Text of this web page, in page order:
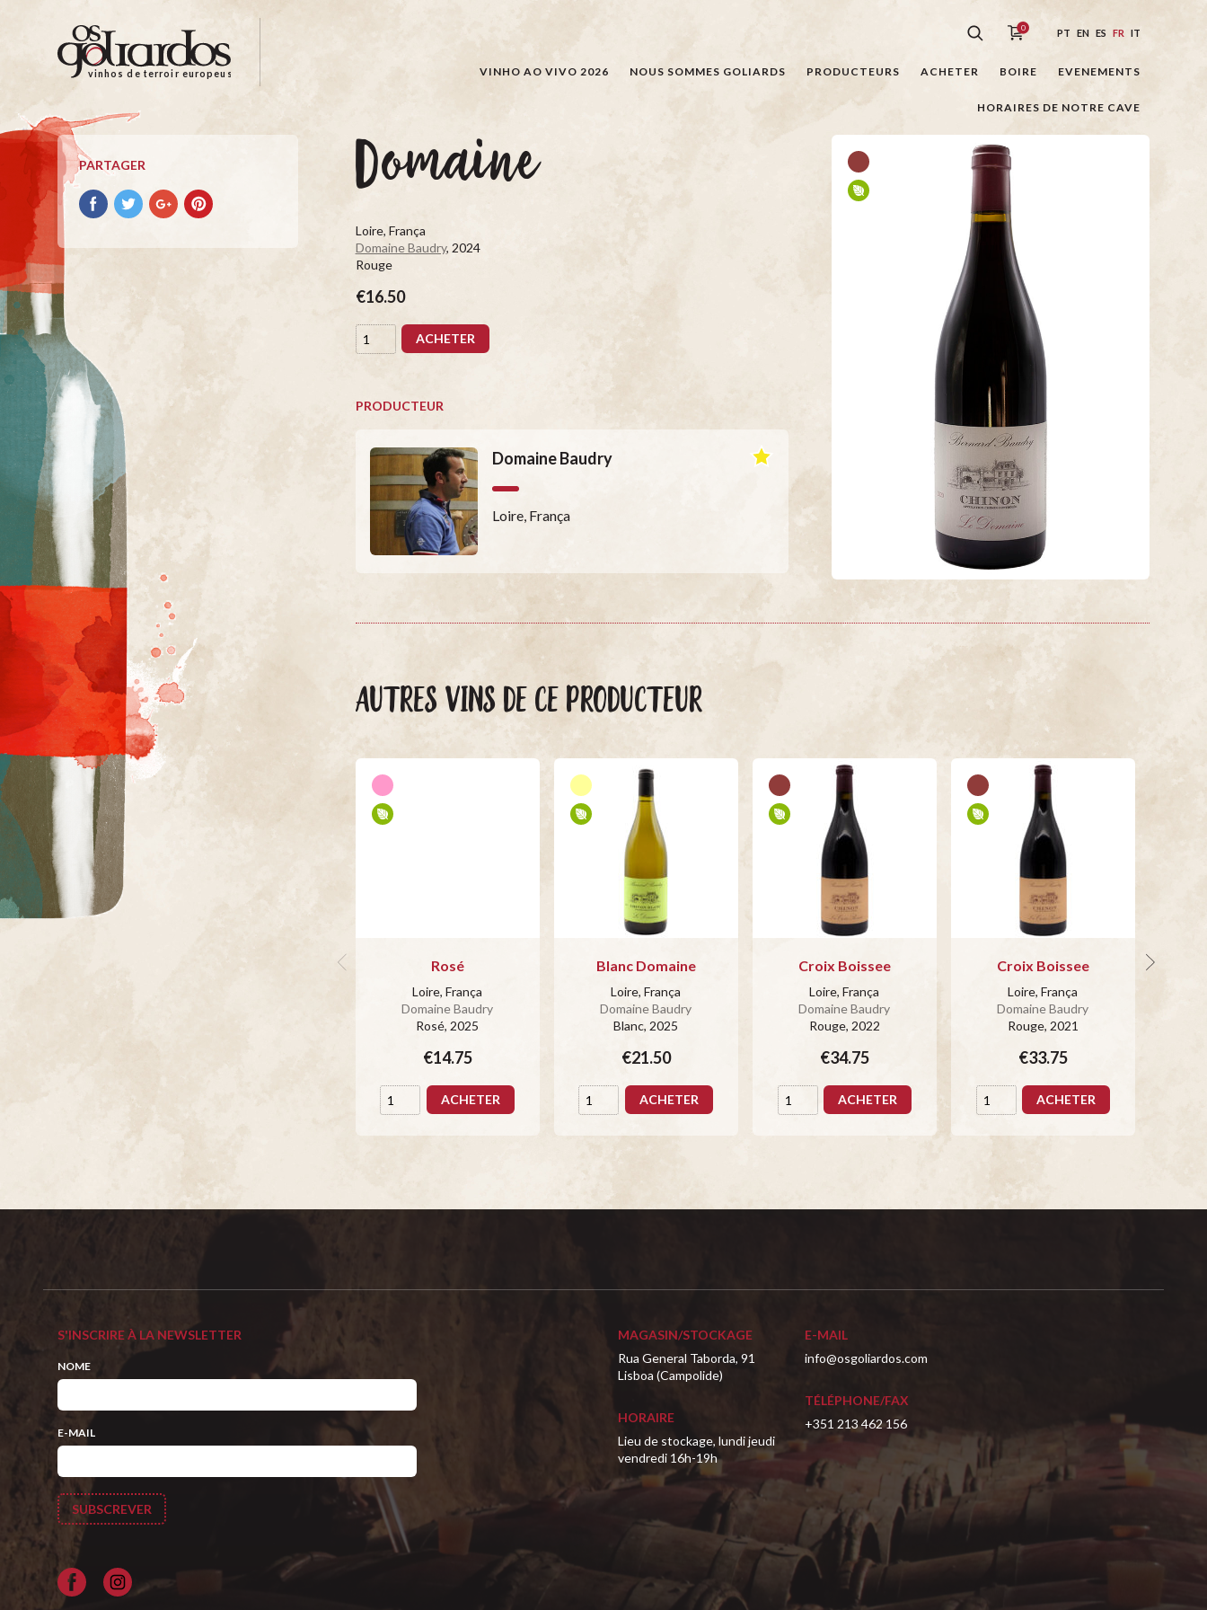
Os
Goliardos
Vinhos
de
Terroir
Europeus
vinhos de terroir europeus
0 PT EN ES FR IT
VINHO AO VIVO 2026 NOUS SOMMES GOLIARDS PRODUCTEURS ACHETER BOIRE EVENEMENTS
HORAIRES DE NOTRE CAVE
PARTAGER
Partager
avec
Partager
avec
Partager
avec
Partager
avec
Domaine
Loire, França
Domaine Baudry, 2024
Rouge
€16.50
ACHETER
PRODUCTEUR
Domaine Baudry
Loire, França
AUTRES VINS DE CE PRODUCTEUR
Rosé
Loire, França
Domaine Baudry
Rosé, 2025
€14.75
ACHETER
Blanc Domaine
Loire, França
Domaine Baudry
Blanc, 2025
€21.50
ACHETER
Croix Boissee
Loire, França
Domaine Baudry
Rouge, 2022
€34.75
ACHETER
Croix Boissee
Loire, França
Domaine Baudry
Rouge, 2021
€33.75
ACHETER
S'INSCRIRE À LA NEWSLETTER
NOME
E-MAIL
Facebook
MAGASIN/STOCKAGE
Rua General Taborda, 91
Lisboa (Campolide)
HORAIRE
Lieu de stockage, lundi jeudi
vendredi 16h-19h
E-MAIL
info@osgoliardos.com
TÉLÉPHONE/FAX
+351 213 462 156